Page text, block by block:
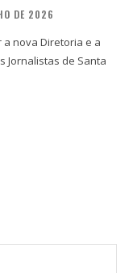
DE 2026
nova Diretoria e a
Jornalistas de Santa